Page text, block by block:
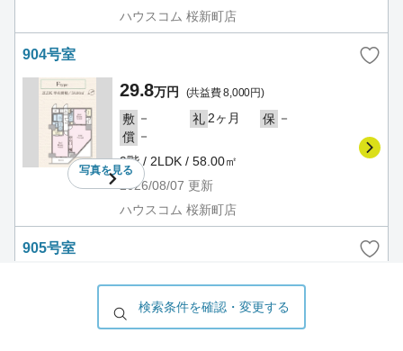
ハウスコム 桜新町店
904号室
写真を見る
29.8万円 (共益費 8,000円)
敷 － 礼 2ヶ月 保 －
償 －
9階 / 2LDK / 58.00㎡
2026/08/07 更新
ハウスコム 桜新町店
905号室
31.7万円 (共益費 8,000円)
敷 － 礼2ヶ月 保 －
償－
検索条件を確認・変更する